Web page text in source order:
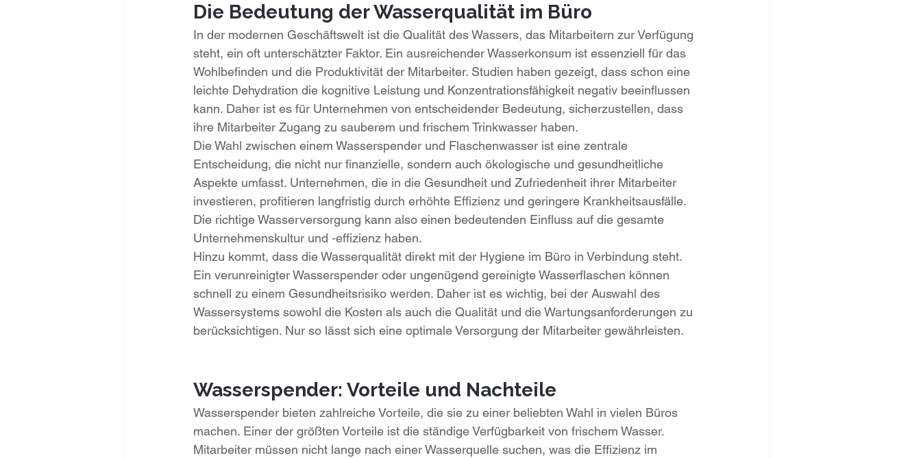
Die Bedeutung der Wasserqualität im Büro
In der modernen Geschäftswelt ist die Qualität des Wassers, das Mitarbeitern zur Verfügung
steht, ein oft unterschätzter Faktor. Ein ausreichender Wasserkonsum ist essenziell für das
Wohlbefinden und die Produktivität der Mitarbeiter. Studien haben gezeigt, dass schon eine
leichte Dehydration die kognitive Leistung und Konzentrationsfähigkeit negativ beeinflussen
kann. Daher ist es für Unternehmen von entscheidender Bedeutung, sicherzustellen, dass
ihre Mitarbeiter Zugang zu sauberem und frischem Trinkwasser haben.
Die Wahl zwischen einem Wasserspender und Flaschenwasser ist eine zentrale
Entscheidung, die nicht nur finanzielle, sondern auch ökologische und gesundheitliche
Aspekte umfasst. Unternehmen, die in die Gesundheit und Zufriedenheit ihrer Mitarbeiter
investieren, profitieren langfristig durch erhöhte Effizienz und geringere Krankheitsausfälle.
Die richtige Wasserversorgung kann also einen bedeutenden Einfluss auf die gesamte
Unternehmenskultur und -effizienz haben.
Hinzu kommt, dass die Wasserqualität direkt mit der Hygiene im Büro in Verbindung steht.
Ein verunreinigter Wasserspender oder ungenügend gereinigte Wasserflaschen können
schnell zu einem Gesundheitsrisiko werden. Daher ist es wichtig, bei der Auswahl des
Wassersystems sowohl die Kosten als auch die Qualität und die Wartungsanforderungen zu
berücksichtigen. Nur so lässt sich eine optimale Versorgung der Mitarbeiter gewährleisten.
Wasserspender: Vorteile und Nachteile
Wasserspender bieten zahlreiche Vorteile, die sie zu einer beliebten Wahl in vielen Büros
machen. Einer der größten Vorteile ist die ständige Verfügbarkeit von frischem Wasser.
Mitarbeiter müssen nicht lange nach einer Wasserquelle suchen, was die Effizienz im